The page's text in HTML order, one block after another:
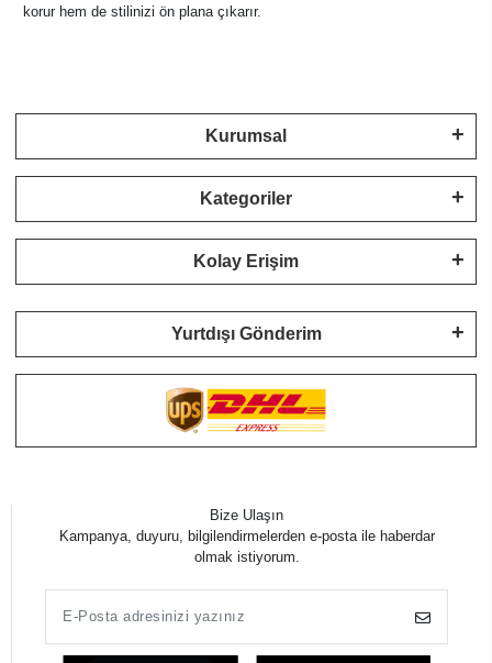
korur hem de stilinizi ön plana çıkarır.
Kurumsal
Kategoriler
Kolay Erişim
Yurtdışı Gönderim
Bize Ulaşın
Kampanya, duyuru, bilgilendirmelerden e-posta ile haberdar
olmak istiyorum.